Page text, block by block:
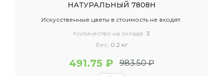
НАТУРАЛЬНЫЙ 7808Н
Искусственные цветы в стоимость не входят.
Количество на складе: 3
Вес: 0.2 кг
491.75 ₽ 983.50 ₽